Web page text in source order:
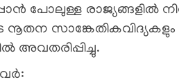
പോലുള്ള രാജ്യങ്ങളിൽ
അവതരിപ്പിച്ചു.